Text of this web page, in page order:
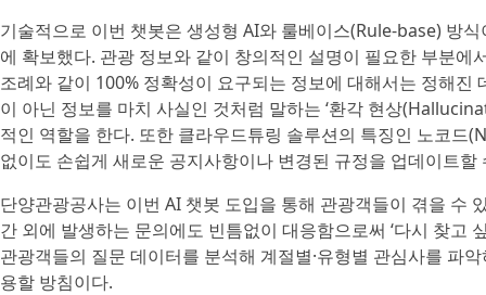
기술적으로 이번 챗봇은 생성형 AI와 룰베이스(Rule-base) 방
에 확보했다. 관광 정보와 같이 창의적인 설명이 필요한 부분
조례와 같이 100% 정확성이 요구되는 정보에 대해서는 정해
이 아닌 정보를 마치 사실인 것처럼 말하는 ‘환각 현상
적인 역할을 한다. 또한 클라우드튜링 솔루션의 특징인 노코
없이도 손쉽게 새로운 공지사항이나 변경된 규정을 업데이트
단양관광공사는 이번 AI 챗봇 도입을 통해 관광객들이 겪을 수
간 외에 발생하는 문의에도 빈틈없이 대응함으로써 ‘다시 찾고
관광객들의 질문 데이터를 분석해 계절별·유형별 관심사를 파
용할 방침이다.